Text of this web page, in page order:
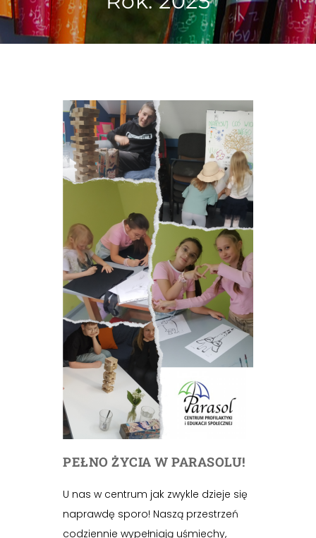
PEŁNO ŻYCIA W PARASOLU!
U nas w centrum jak zwykle dzieje się
naprawdę sporo! Naszą przestrzeń
codziennie wypełniają uśmiechy,